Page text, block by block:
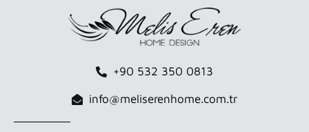
+90 532 350 0813
info@meliserenhome.com.tr